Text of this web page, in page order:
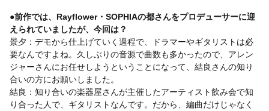
●前作では、Rayflower・SOPHIAの都さんをプロデューサーに迎
えられていましたが、今回は？
景夕：デモから仕上げていく過程で、ドラマーやギタリストは必
要なんですよね。久しぶりの音源で曲数も多かったので、アレン
ジャーさんにお任せしようということになって、結良さんの知り
合いの方にお願いしました。
結良：知り合いの楽器屋さんが主催したアーティスト飲み会で知
り合った人で、ギタリストなんです。だから、編曲だけじゃなく